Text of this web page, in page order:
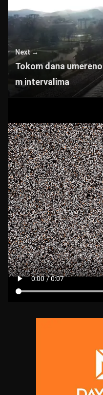
Next →
Tokom dana
m intervalima